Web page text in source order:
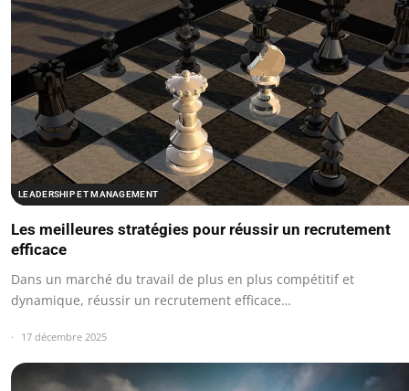
LEADERSHIP ET MANAGEMENT
Les meilleures stratégies pour réussir un recrutement
efficace
Dans un marché du travail de plus en plus compétitif et
dynamique, réussir un recrutement efficace…
17 décembre 2025